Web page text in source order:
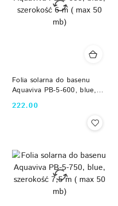
Folia solarna do basenu
Aquaviva PB-5-600, blue,
szerokość 6 m ( max 50
mb)
Cena:
222.00